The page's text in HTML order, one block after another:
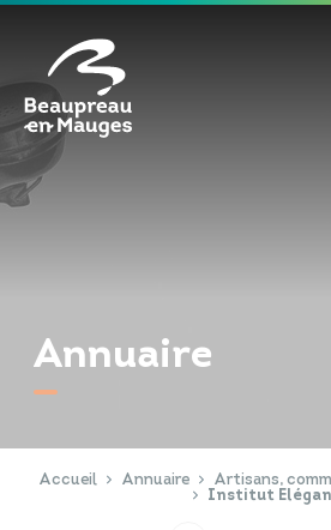
RECHERCHE
Annuaire
Accueil Annuaire
Artisans,
Institut
Cookies management panel